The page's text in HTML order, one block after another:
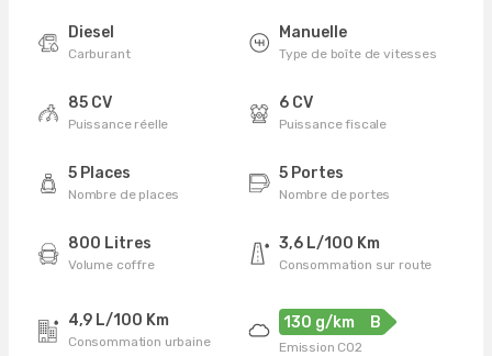
Diesel
Carburant
Manuelle
Type de boîte de vitesses
85 CV
Puissance réelle
6 CV
Puissance fiscale
5 Places
Nombre de places
5 Portes
Nombre de portes
800 Litres
Volume coffre
3,6 L/100 Km
Consommation sur route
4,9 L/100 Km
Consommation urbaine
130 g/km B
Emission CO2